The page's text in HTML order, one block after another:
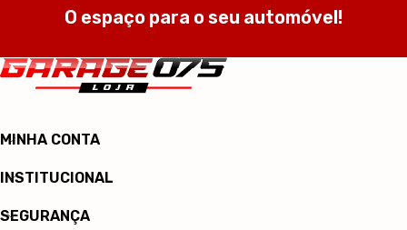
O espaço para o seu automóvel!
MINHA CONTA
INSTITUCIONAL
SEGURANÇA